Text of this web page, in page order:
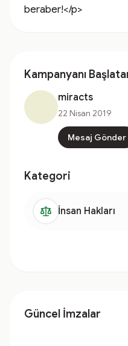
beraber!</p>
Kampanyanı
miracts
22 Nisan 2019
Mesaj Gönder
Kategori
İnsan Hakları
Güncel İmzalar